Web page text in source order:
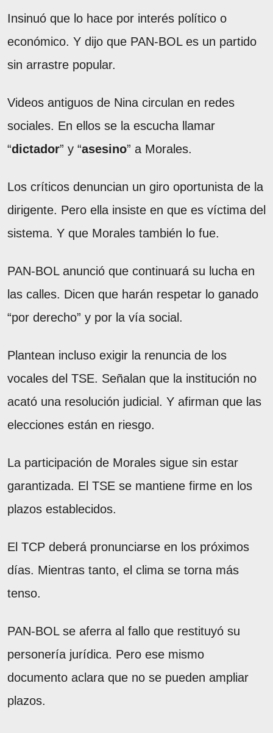
Insinuó que lo hace por interés político o
económico. Y dijo que PAN-BOL es un partido
sin arrastre popular.
Videos antiguos de Nina circulan en redes
sociales. En ellos se la escucha llamar
“dictador” y “asesino” a Morales.
Los críticos denuncian un giro oportunista de la
dirigente. Pero ella insiste en que es víctima del
sistema. Y que Morales también lo fue.
PAN-BOL anunció que continuará su lucha en
las calles. Dicen que harán respetar lo ganado
“por derecho” y por la vía social.
Plantean incluso exigir la renuncia de los
vocales del TSE. Señalan que la institución no
acató una resolución judicial. Y afirman que las
elecciones están en riesgo.
La participación de Morales sigue sin estar
garantizada. El TSE se mantiene firme en los
plazos establecidos.
El TCP deberá pronunciarse en los próximos
días. Mientras tanto, el clima se torna más
tenso.
PAN-BOL se aferra al fallo que restituyó su
personería jurídica. Pero ese mismo
documento aclara que no se pueden ampliar
plazos.